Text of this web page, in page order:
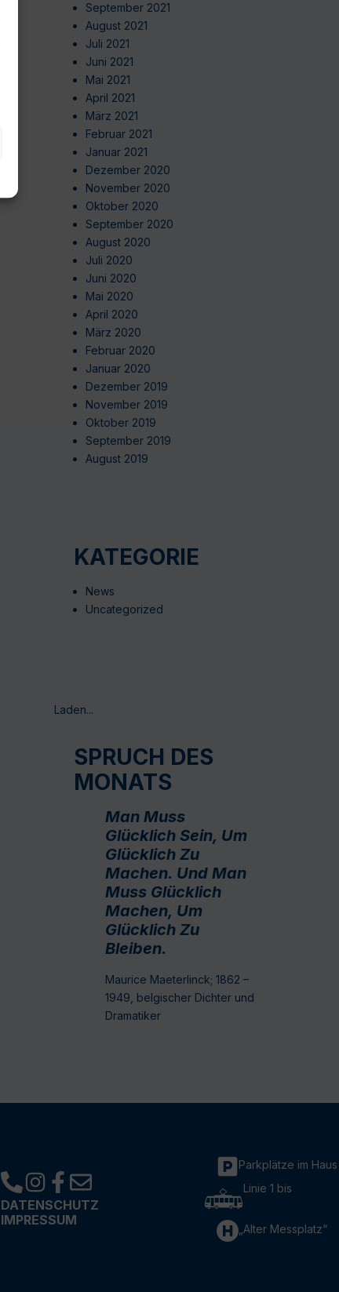
September 2021
August 2021
Juli 2021
Juni 2021
Mai 2021
April 2021
März 2021
Februar 2021
Januar 2021
Dezember 2020
November 2020
Oktober 2020
September 2020
August 2020
Juli 2020
Juni 2020
Mai 2020
April 2020
März 2020
Februar 2020
Januar 2020
Dezember 2019
November 2019
Oktober 2019
September 2019
August 2019
KATEGORIE
News
Uncategorized
Laden...
SPRUCH DES
MONATS
Man Muss
Glücklich Sein, Um
Glücklich Zu
Machen. Und Man
Muss Glücklich
Machen, Um
Glücklich Zu
Bleiben.
Maurice Maeterlinck; 1862 –
1949, belgischer Dichter und
Dramatiker
DATENSCHUTZ
IMPRESSUM
Parkplätze im Haus
Linie 1 bis
„Alter Messplatz“